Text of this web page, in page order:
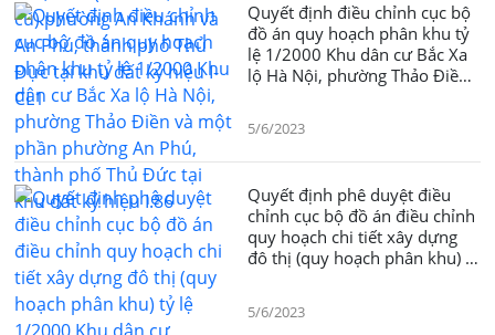
Quyết định điều chỉnh cục bộ
đồ án quy hoạch phân khu tỷ
lệ 1/2000 Khu dân cư Bắc Xa
lộ Hà Nội, phường Thảo Điền
ký hiệu I.86
5/6/2023
Quyết định phê duyệt điều
chỉnh cục bộ đồ án điều chỉnh
quy hoạch chi tiết xây dựng
đô thị (quy hoạch phân khu) tỷ
tư xây dựng Bến đón trả
5/6/2023